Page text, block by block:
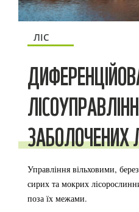
ЛІС
ЗАБОЛОЧЕНИХ
Управління вільховими,
сирих та мокрих
поза їх межами.